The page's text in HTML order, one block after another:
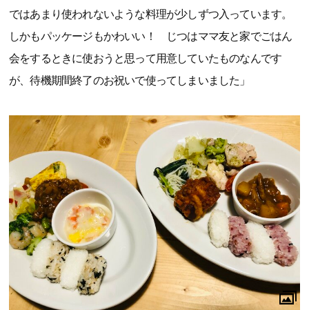
ではあまり使われないような料理が少しずつ入っています。
しかもパッケージもかわいい！ じつはママ友と家でごはん
会をするときに使おうと思って用意していたものなんです
が、待機期間終了のお祝いで使ってしまいました」